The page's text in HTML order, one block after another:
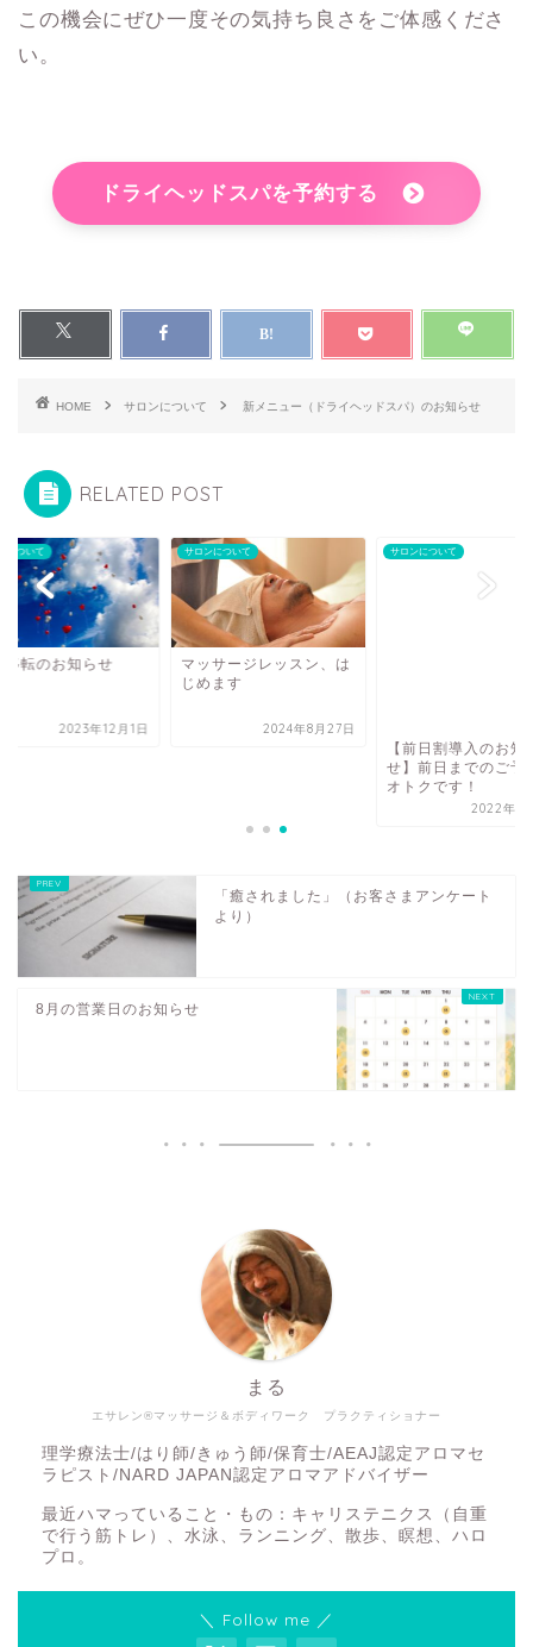
この機会にぜひ一度その気持ち良さをご体感くださ
い。
ドライヘッドスパを予約する
HOME サロンについて 新メニュー（ドライヘッドスパ）のお知らせ
RELATED POST
について
移転のお知らせ
2023年12月1日
サロンについて
マッサージレッスン、は
じめます
2024年8月27日
サロンについて
【前日割導入のお知
せ】前日までのご予
オトクです！
2022年1
「癒されました」（お客さまアンケート
より）
8月の営業日のお知らせ
エサレン®マッサージ＆ボディワーク プラクティショナー
まる
理学療法士/はり師/きゅう師/保育士/AEAJ認定アロマセ
ラピスト/NARD JAPAN認定アロマアドバイザー
最近ハマっていること・もの：キャリステニクス（自重
で行う筋トレ）、水泳、ランニング、散歩、瞑想、ハロ
プロ。
＼ Follow me ／